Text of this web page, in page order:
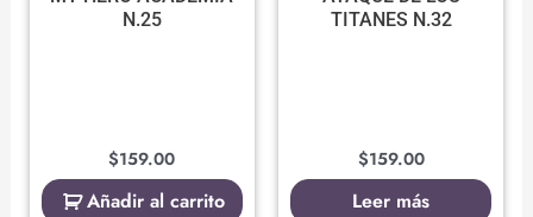
N.25
$159.00
Añadir al carrito
TITANES N.32
$159.00
Leer más